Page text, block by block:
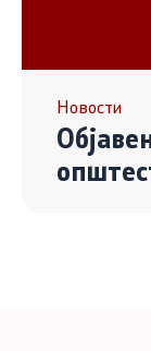
Линкови
Изјава за
Новости